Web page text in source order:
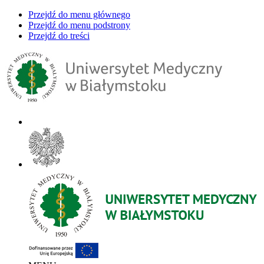
Przejdź do menu głównego
Przejdź do menu podstrony
Przejdź do treści